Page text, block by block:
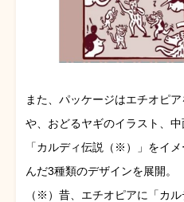
また、パッケージはエチオピ
や、おどるヤギのイラスト、
「カルディ伝説（※）」をイ
んだ3種類のデザインを展開。
（※）昔、エチオピアに「カ